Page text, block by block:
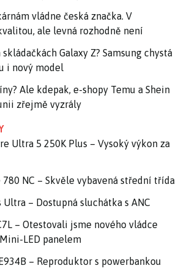
vládne česká značka. V
ale levná rozhodně není
Galaxy Z? Samsung chystá
i nový model
Ale kdepak, e-shopy Temu a Shein
zřejmě vyzrály
Ultra 5 250K Plus – Vysoký výkon za
780 NC – Skvěle vybavená střední třída
Ultra – Dostupná sluchátka s ANC
– Otestovali jsme nového vládce
LED panelem
– Reproduktor s powerbankou